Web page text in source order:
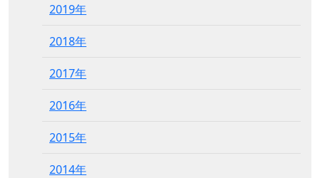
2019年
2018年
2017年
2016年
2015年
2014年